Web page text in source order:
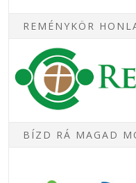
REMÉNYKÖR
BÍZD RÁ MAGAD